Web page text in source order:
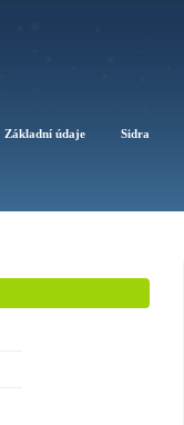
Základní údaje Sidra